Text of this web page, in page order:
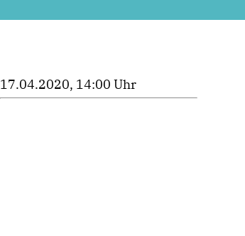
17.04.2020, 14:00 Uhr